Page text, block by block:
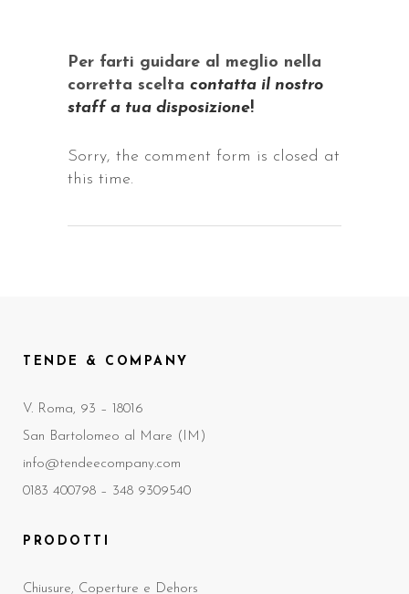
Per farti guidare al meglio nella
corretta scelta contatta il nostro
staff a tua disposizione!
Sorry, the comment form is closed at
this time.
TENDE & COMPANY
V. Roma, 93 – 18016
San Bartolomeo al Mare (IM)
info@tendeecompany.com
0183 400798 – 348 9309540
PRODOTTI
Chiusure, Coperture e Dehors